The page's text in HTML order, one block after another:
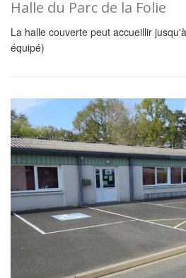
Halle du Parc de la Folie
La halle couverte peut accueillir
équipé)